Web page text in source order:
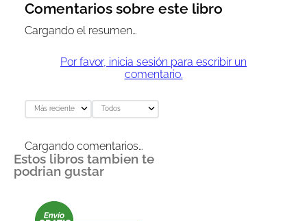
Comentarios sobre este libro
Cargando el resumen…
Por favor, inicia sesión para escribir un
comentario.
Más reciente Todos
Cargando comentarios…
Estos libros tambien te
podrian gustar